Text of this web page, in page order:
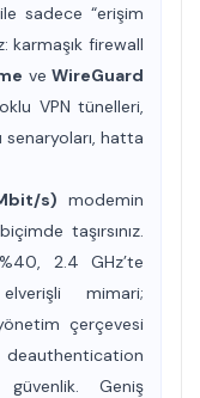
ile sadece “erişim
karmaşık firewall
veWireGuard
VPN tünelleri,
senaryoları, hatta
s) modemin
taşırsınız.
, 2.4 GHz’te
mimari;
çerçevesi
güvenlik. Geniş